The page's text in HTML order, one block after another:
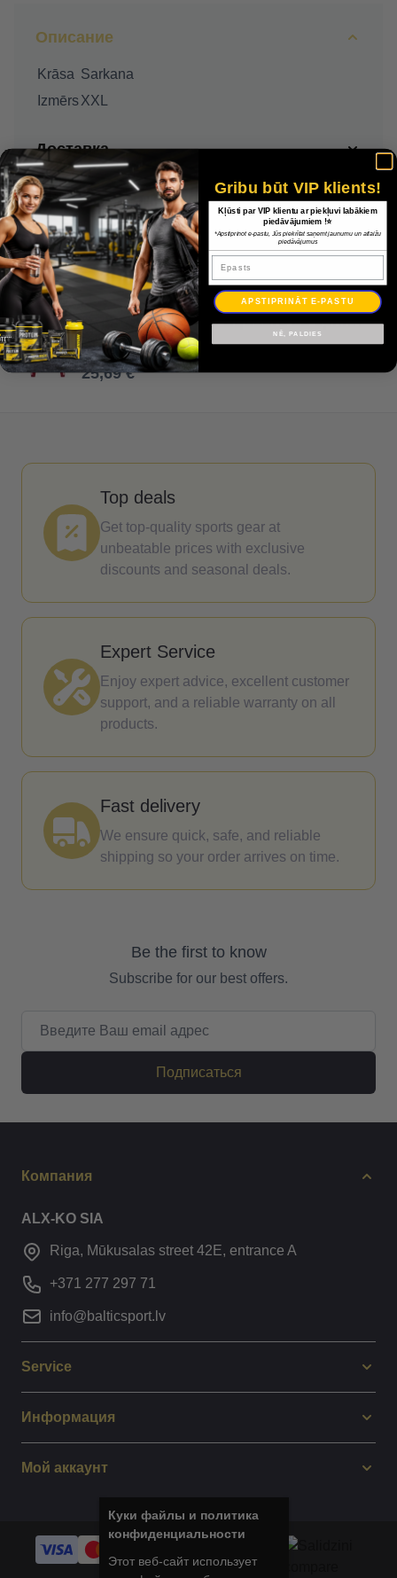
Описание
Krāsa Sarkana
IzmērsXXL
Доставка
Оплата
Гарантия
Džemperis Adidas Squadra 21 apmācības jaka GP6464 / Sarkana / XXL
36,70 €
25,69 €
Top deals
Get top-quality sports gear at
unbeatable prices with exclusive
discounts and seasonal deals.
Expert Service
Enjoy expert advice, excellent customer
support, and a reliable warranty on all
products.
Fast delivery
We ensure quick, safe, and reliable
shipping so your order arrives on time.
Be the first to know
Subscribe for our best offers.
Подписаться
Компания
ALX-KO SIA
Riga, Mūkusalas street 42E, entrance A
+371 277 297 71
info@balticsport.lv
Service
Информация
Мой аккаунт
Куки файлы и политика
конфиденциальности
Этот веб-сайт использует
Gribu būt VIP klients!
Kļūsti par VIP klientu ar piekļuvi labākiem
piedāvājumiem !⭐
*Apstiprinot e-pastu, Jūs piekrītat saņemt jaunumu un atlaižu
piedāvājumus
Epasts
APSTIPRINĀT E-PASTU
NĒ, PALDIES